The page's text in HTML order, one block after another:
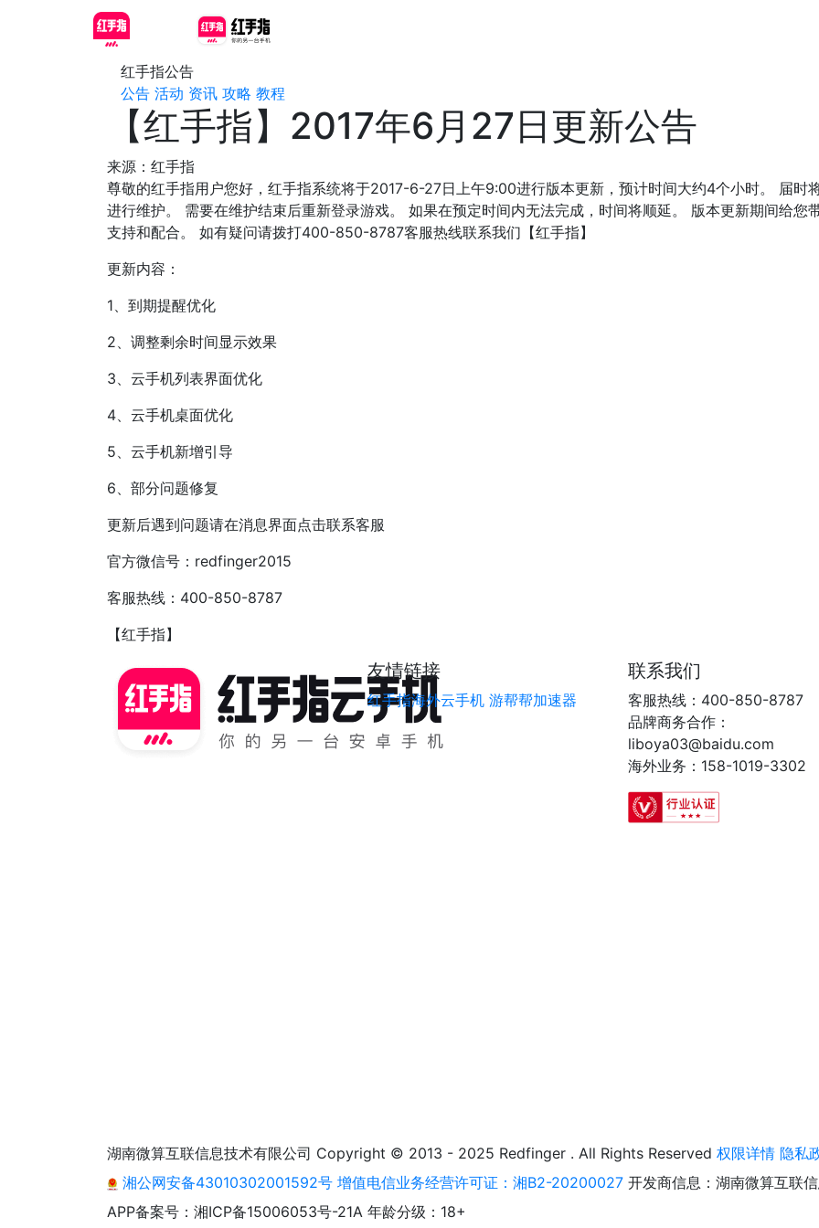
红手指公告
公告 活动 资讯 攻略 教程
【红手指】2017年6月27日更新公告
来源：红手指
尊敬的红手指用户您好，红手指系统将于2017-6-27日上午9:00进行版本更新，预计时间大约4个小时。 届时
进行维护。 需要在维护结束后重新登录游戏。 如果在预定时间内无法完成，时间将顺延。 版本更新期间给您
支持和配合。 如有疑问请拨打400-850-8787客服热线联系我们【红手指】
更新内容：
1、到期提醒优化
2、调整剩余时间显示效果
3、云手机列表界面优化
4、云手机桌面优化
5、云手机新增引导
6、部分问题修复
更新后遇到问题请在消息界面点击联系客服
官方微信号：redfinger2015
客服热线：400-850-8787
【红手指】
友情链接
红手指海外云手机 游帮帮加速器
联系我们
客服热线：400-850-8787
品牌商务合作：
liboya03@baidu.com
海外业务：158-1019-3302
湖南微算互联信息技术有限公司 Copyright © 2013 - 2025 Redfinger . All Rights Reserved 权限详情 隐私
湘公网安备43010302001592号增值电信业务经营许可证：湘B2-20200027 开发商信息：湖南微算互联
APP备案号：湘ICP备15006053号-21A 年龄分级：18+